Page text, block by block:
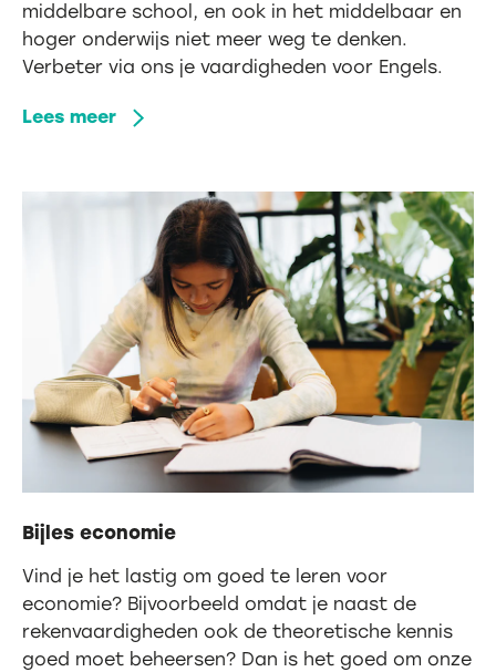
middelbare school, en ook in het middelbaar en
hoger onderwijs niet meer weg te denken.
Verbeter via ons je vaardigheden voor Engels.
Lees meer
Bijles economie
Vind je het lastig om goed te leren voor
economie? Bijvoorbeeld omdat je naast de
rekenvaardigheden ook de theoretische kennis
goed moet beheersen? Dan is het goed om onze